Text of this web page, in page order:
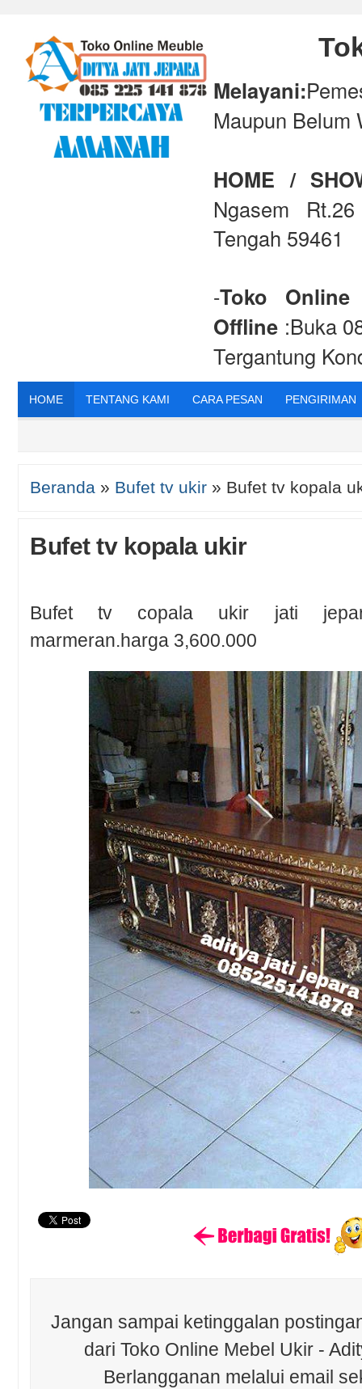
Melayani:
Maupun Belum
HOME /
Ngasem
Tengah 59461
-Toko Online
Offline :Buka
Tergantung
HOME TENTANG KAMI CARA PESAN PENGIRIMAN
Beranda » Bufet tv ukir » Bufet tv kopala
Bufet tv kopala ukir
Bufet tv copala ukir jati
marmeran.harga 3,600.000
Jangan sampai ketinggalan
dari Toko Online Mebel Ukir -
Berlangganan melalui email